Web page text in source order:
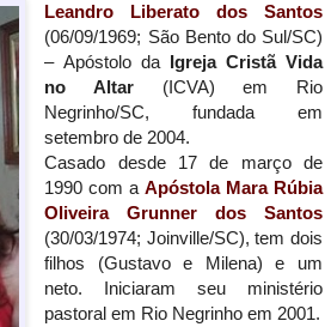
Leandro Liberato dos Santos
(06/09/1969; São Bento do Sul/SC)
– Apóstolo da Igreja Cristã Vida
no Altar (ICVA) em Rio
Negrinho/SC, fundada em
setembro de 2004.
Casado desde 17 de março de
1990 com aApóstola Mara Rúbia
Oliveira Grunner dos Santos
(30/03/1974; Joinville/SC), tem dois
filhos (Gustavo e Milena) e um
neto. Iniciaram seu ministério
pastoral em Rio Negrinho em 2001.